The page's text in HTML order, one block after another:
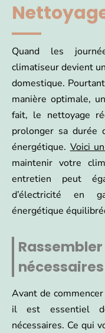
Quand les
climatiseur devient
domestique.
manière optimale,
fait, le nettoyage
prolonger sa durée
énergétique. Voici
maintenir votre
entretien peut
d’électricité en
énergétique
nécessaires
Avant de
il est essentiel
nécessaires. Ce qui